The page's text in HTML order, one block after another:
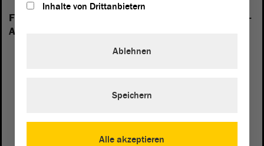
Folgende Fraktionen sind im Landtag von Sachsen-
Anhalt vertreten:
Inhalte von Drittanbietern
Alle akzeptieren
Ablehnen
Speichern